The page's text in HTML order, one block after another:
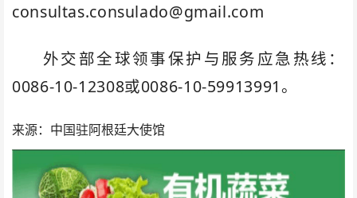
consultas.consulado@gmail.com
外交部全球领事保护与服务应急热线：
0086-10-12308或0086-10-59913991。
来源：中国驻阿根廷大使馆